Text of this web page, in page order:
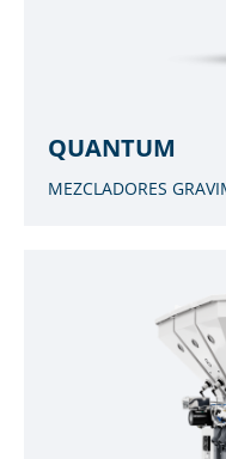
QUANTUM
MEZCLADORES